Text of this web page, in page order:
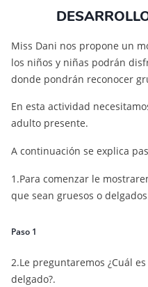
Miss Dani nos propone un
los niños y niñas podrán
donde pondrán reconocer
En esta actividad
adulto presente.
A continuación se explica
1.Para comenzar le
que sean gruesos o
Paso 1
2.Le preguntaremos ¿Cuál
delgado?.